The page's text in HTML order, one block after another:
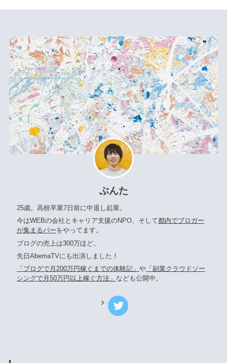
ぶんた
25歳。高校卒業7日前に中退し起業。
今はWEBの会社とキャリア支援のNPO、そして都内でブロガー
が集まるバーをやってます。
ブログの売上は300万ほど。
先日AbemaTVにも出演しました！
「ブログで月200万円稼ぐまでの体験記」 や「副業クラウドソー
シングで月50万円以上稼ぐ方法」 なども公開中。